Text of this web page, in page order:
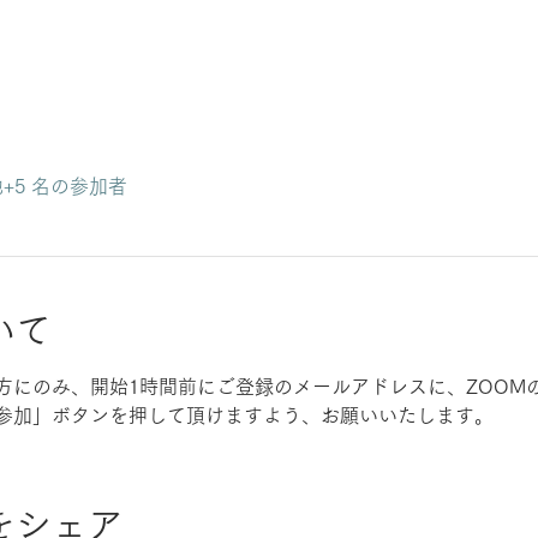
名の参加者
て
にのみ、開始1時間前にご登録のメールアドレスに、ZOOM
加」ボタンを押して頂けますよう、お願いいたします。
シェア